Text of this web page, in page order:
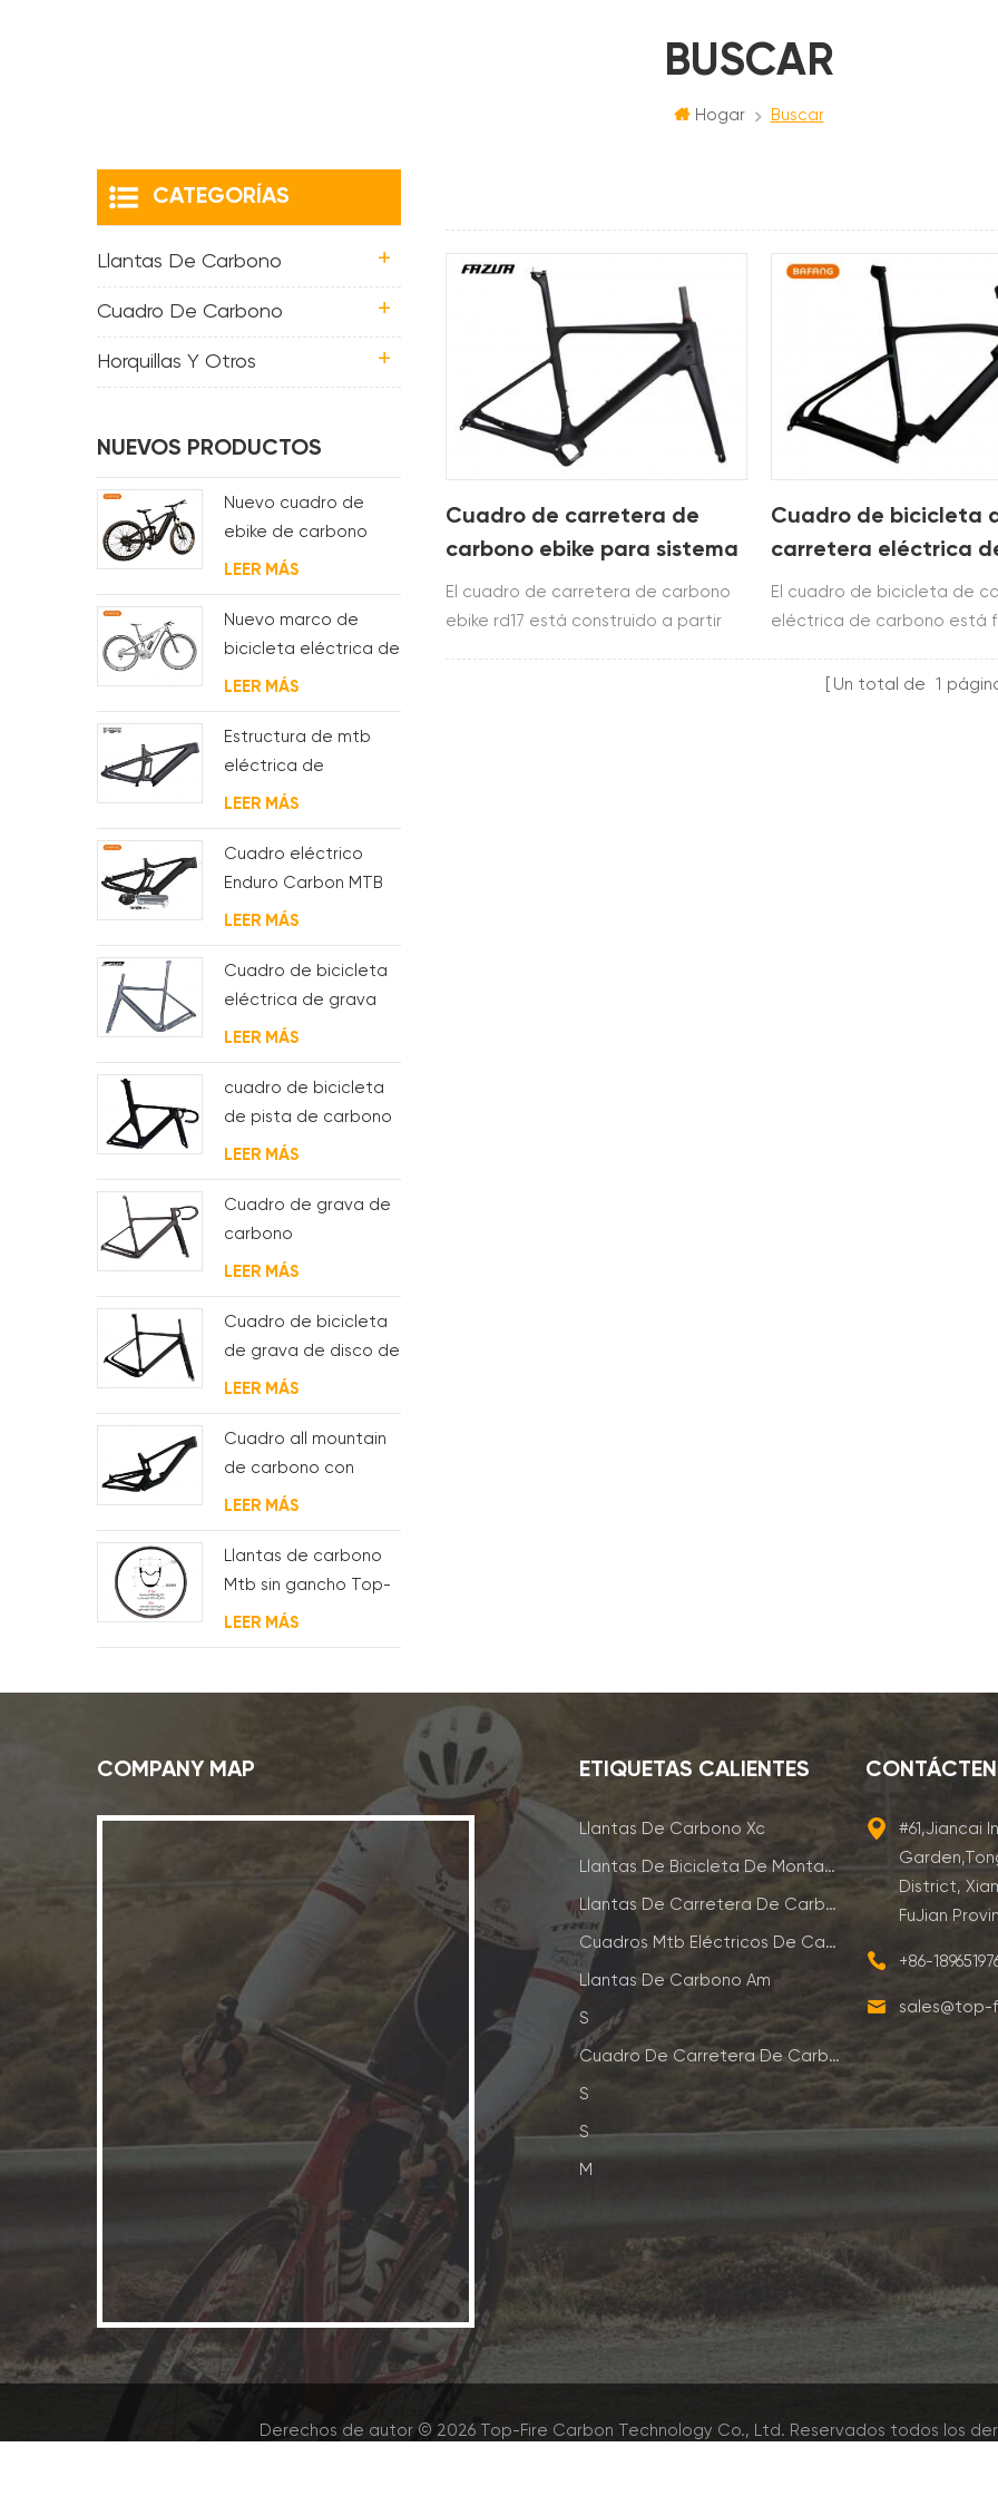
BUSCAR
Hogar Buscar
Cuadro de carretera de
carbono ebike para sistema
fazua
El cuadro de carretera de carbono
ebike rd17 está construido a partir
Cuadro de bicicleta
carretera eléctrica
carbono para motor
El cuadro de bicicleta de
eléctrica de carbono está
motor bafang m800 y el
Un total de 1
CATEGORÍAS
Llantas De Carbono
Cuadro De Carbono
Horquillas Y Otros
NUEVOS PRODUCTOS
Nuevo cuadro de
ebike de carbono
con motor bafang
M620 de suspensión
completa para MTB y
fat bike
LEER MÁS
Nuevo marco de
bicicleta eléctrica de
suspensión completa
BAFANG G510 de
molde
LEER MÁS
Estructura de mtb
eléctrica de
suspensión con
enrutamiento de
cables
completamente
interno
LEER MÁS
Cuadro eléctrico
Enduro Carbon MTB
con suspensión
completa
LEER MÁS
Cuadro de bicicleta
eléctrica de grava
de carbono con
motor de buje fsa y
batería
LEER MÁS
cuadro de bicicleta
de pista de carbono
aero para sistema
bsa
LEER MÁS
Cuadro de grava de
carbono
Enrutamiento de
cable interno
completo
LEER MÁS
Cuadro de bicicleta
de grava de disco de
ciclocross de
carbono para bb t47
LEER MÁS
Cuadro all mountain
de carbono con
suspensión total 29er
LEER MÁS
Llantas de carbono
Mtb sin gancho Top-
Fire 27.5er 29er 27 mm
de ancho 25 mm de
LEER MÁS
COMPANY MAP ETIQUETAS CALIENTES
Llantas De Carbono Xc
Llantas De Bicicleta De Montaña De Carbono
Llantas De Carretera De Carbono
Cuadros Mtb Eléctricos De Carbono
Llantas De Carbono Am
S
Cuadro De Carretera De Carbono
S
S
M
#61,Jiancai
District,
FuJian
+86-
sales@top-
Derechos de autor © 2026 Top-Fire Carbon Technology Co., Ltd. Reservados todos los